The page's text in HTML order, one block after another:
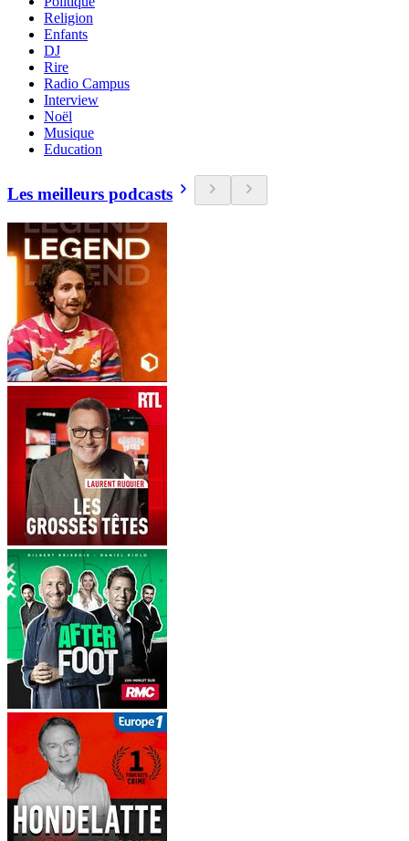
Religion
Enfants
DJ
Rire
Radio Campus
Interview
Noël
Musique
Education
Les meilleurs podcasts